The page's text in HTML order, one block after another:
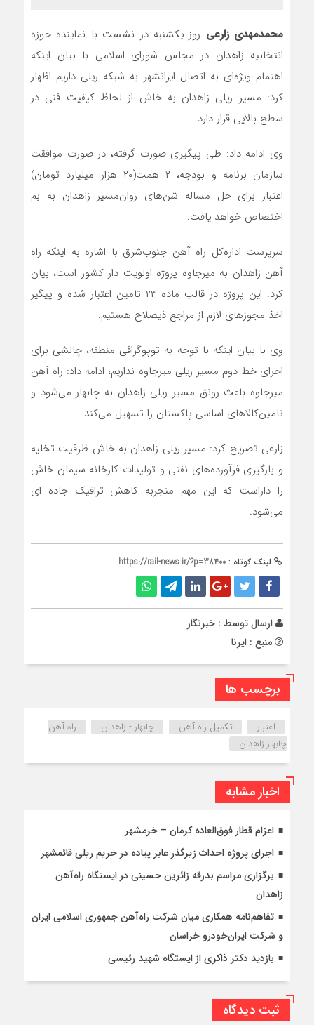
محمدمهدی زارعی روز یکشنبه در نشست با نماینده حوزه
انتخابیه زاهدان در مجلس شورای اسلامی با بیان اینکه
اهتمام ویژه‌ای به اتصال ایرانشهر به شبکه ریلی داریم اظهار
کرد: مسیر ریلی زاهدان به خاش از لحاظ کیفیت فنی در
سطح بالایی قرار دارد.
وی ادامه داد: طی پیگیری صورت گرفته، در صورت موافقت
سازمان برنامه و بودجه، ۲ همت(۲۰ هزار میلیارد تومان)
اعتبار برای حل مساله شن‌های روان‌مسیر زاهدان به بم
اختصاص خواهد یافت.
سرپرست اداره‌کل راه آهن جنوب‌شرق با اشاره به اینکه راه
آهن زاهدان به میرجاوه پروژه اولویت دار کشور است، بیان
کرد: این پروژه در قالب ماده ۲۳ تامین اعتبار شده و پیگیر
اخذ مجوزهای لازم از مراجع ذیصلاح هستیم.
وی با بیان اینکه با توجه به توپوگرافی منطقه، چالشی برای
اجرای خط دوم مسیر ریلی میرجاوه نداریم، ادامه داد: راه آهن
میرجاوه باعث رونق مسیر ریلی زاهدان به چابهار می‌شود و
تامین‌کالاهای اساسی پاکستان را تسهیل می‌کند
زارعی تصریح کرد: مسیر ریلی زاهدان به خاش ظرفیت تخلیه
و بارگیری فرآورده‌های نفتی و تولیدات کارخانه سیمان خاش
را داراست که این مهم‌ منجربه کاهش ترافیک جاده ای
می‌شود.
لینک کوتاه : https://rail-news.ir/?p=38400
ارسال توسط : خبرنگار
منبع : ایرنا
برچسب ها
اعتبار تکمیل راه آهن چابهار - زاهدان
راه آهن
چابهار-زاهدان
اخبار مشابه
اعزام قطار فوق‌العاده کرمان – خرمشهر
اجرای پروژه احداث زیرگذر عابر پیاده در حریم ریلی قائمشهر
برگزاری مراسم بدرقه زائرین حسینی در ایستگاه راه‌آهن
زاهدان
تفاهم‌نامه همکاری میان شرکت راه‌آهن جمهوری اسلامی ایران
و شرکت ایران‌خودرو خراسان
بازدید دکتر ذاکری از ایستگاه شهید رئیسی
ثبت دیدگاه